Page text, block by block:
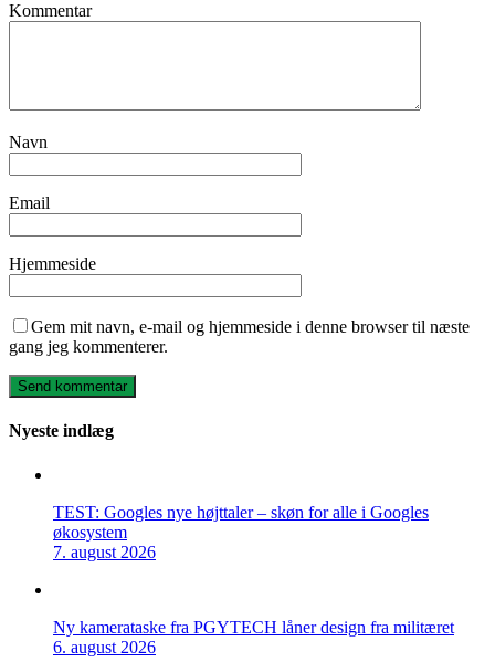
Kommentar
Navn
Email
Hjemmeside
Gem mit navn, e-mail og hjemmeside i denne browser til næste
gang jeg kommenterer.
Nyeste indlæg
TEST: Googles nye højttaler – skøn for alle i Googles
økosystem
7. august 2026
Ny kamerataske fra PGYTECH låner design fra militæret
6. august 2026